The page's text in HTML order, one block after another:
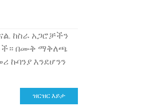
ከስራ አጋሮቻችን
በሙቅ ማቅለጫ
ኩባንያ እንደሆንን
ዝርዝር እይታ